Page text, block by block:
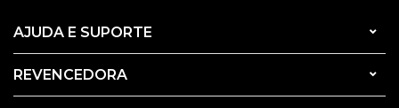
AJUDA E SUPORTE
REVENCEDORA